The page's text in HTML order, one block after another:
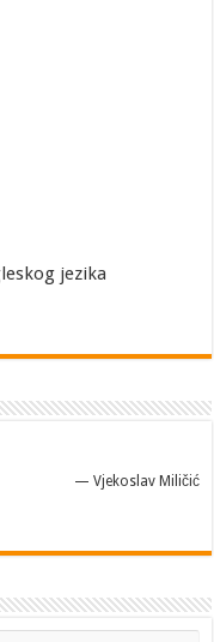
jezika
— Vjekoslav Miličić